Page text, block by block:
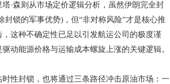
·森则从市场定价逻辑分析，虽然伊朗完全封
锁的军事优势)，但“非对称风险”才是核心推
这种不确定性已足以引发航运公司的极度谨
动能源价格与运输成本螺旋上涨的关键逻辑。
封锁，也将通过三条路径冲击原油市场：一